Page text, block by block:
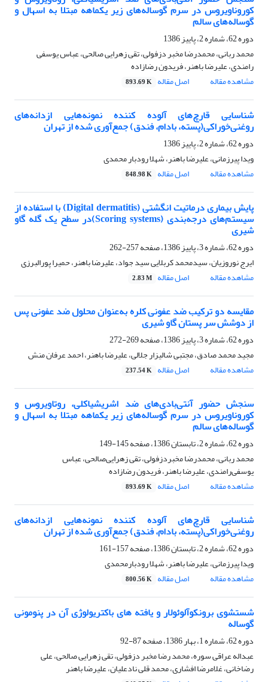
کوروناویروس در سرم گوساله‌های زیر یکماهه مبتلا به اسهال و
گوساله‌های سالم
دوره 62، شماره 2، پاییز 1386
محمد ربانی، محمدرضا مخبر دزفولی، تقی زهرایی صالحی، عباس یوسفی
رامندی، علیرضا باهنر، فریدون رضازاده
مشاهده مقاله
اصل مقاله 893.69 K
شناسایی قارچ‌های آلوده کننده نمونه‌هایی ازدانه‌های
روغنی‌خوراکی(پسته، بادام، فندق) جمع‌آوری شده از تهران
دوره 62، شماره 2، پاییز 1386
ویدا پیرزمانی، علیرضا باهنر، شهلا رودبار محمدی
مشاهده مقاله
اصل مقاله 848.98 K
پایش بیماری درماتیت انگشتی ‌(Digital dermatitis) با استفاده از
سیستم‌های درجه‌بندی ‌(Scoring systems)در سطح یک گله گاو
شیری
دوره 62، شماره 3، پاییز 1386، صفحه
257-262
ایرج نوروزیان، سیدمحمد کربلایی سید جواد، علیرضا باهنر، حمیرا پورالبرزی
مشاهده مقاله
اصل مقاله 2.83 M
مقایسه دو ترکیب ضد عفونی کلره به‌عنوان محلول ضد عفونی پس
از دوشش سر پستان گاو شیری
دوره 62، شماره 3، پاییز 1386، صفحه
269-272
مجید محمد صادق، مجتبی شالیزار جلالی، علیرضا باهنر، احمد عرفان منش
مشاهده مقاله
اصل مقاله 237.54 K
سنجش حضور آنتی‌بادی‌های ضد اشریشیاکلی، روتاویروس و
کوروناویروس در سرم گوساله‌های زیر یکماهه مبتلا به اسهال و
گوساله‌های سالم
دوره 62، شماره 2، تابستان 1386، صفحه
145-149
محمد ربانی، محمدرضا مخبردزفولی، تقی زهرایی‌صالحی، عباس
یوسفی‌رامندی، علیرضا باهنر، فریدون رضازاده
مشاهده مقاله
اصل مقاله 893.69 K
شناسایی قارچ‌های آلوده کننده نمونه‌هایی ازدانه‌های
روغنی‌خوراکی(پسته، بادام، فندق) جمع‌آوری شده از تهران
دوره 62، شماره 2، تابستان 1386، صفحه
157-161
ویدا پیرزمانی، علیرضا باهنر، شهلا رودبارمحمدی
مشاهده مقاله
اصل مقاله 800.56 K
شستشوی برونکوآلوئولار و یافته های باکتریولوژی آن در پنومونی
گوساله
دوره 62، شماره 1، بهار 1386، صفحه
87-92
عبداله عراقی سوره، محمد رضا مخبر دزفولی، تقی زهرایی صالحی، علی
رضاخانی، غلامرضا افشاری، محمد قلی نادعلیان، علیرضا باهنر